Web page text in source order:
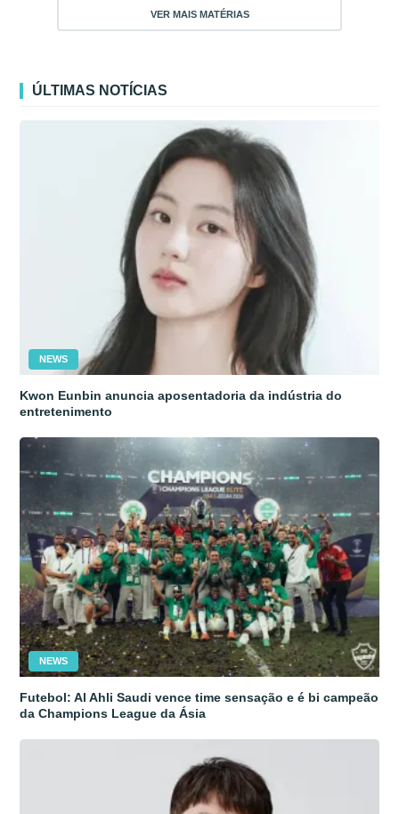
VER MAIS MATÉRIAS
ÚLTIMAS NOTÍCIAS
NEWS
Kwon Eunbin anuncia aposentadoria da indústria do
entretenimento
NEWS
Futebol: Al Ahli Saudi vence time sensação e é bi campeão
da Champions League da Ásia